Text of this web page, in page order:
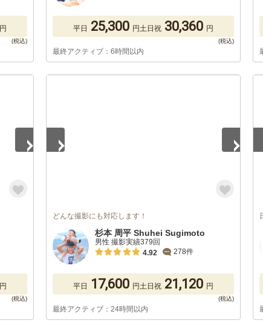
円 平日 25,300 円土日祝 30,360 円
最終アクティブ：6時間以内
円
どんな撮影にも対応します！
杉本 周平 Shuhei Sugimoto
男性 撮影実績379回
4.92
278件
平日 17,600 円土日祝 21,120 円
最終アクティブ：24時間以内